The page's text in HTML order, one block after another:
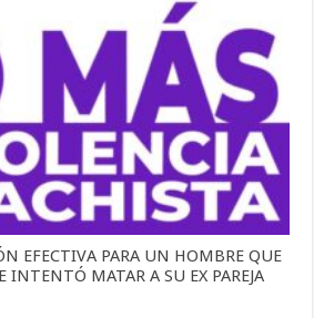
EFECTIVA PARA UN HOMBRE QUE
INTENTÓ MATAR A SU EX PAREJA